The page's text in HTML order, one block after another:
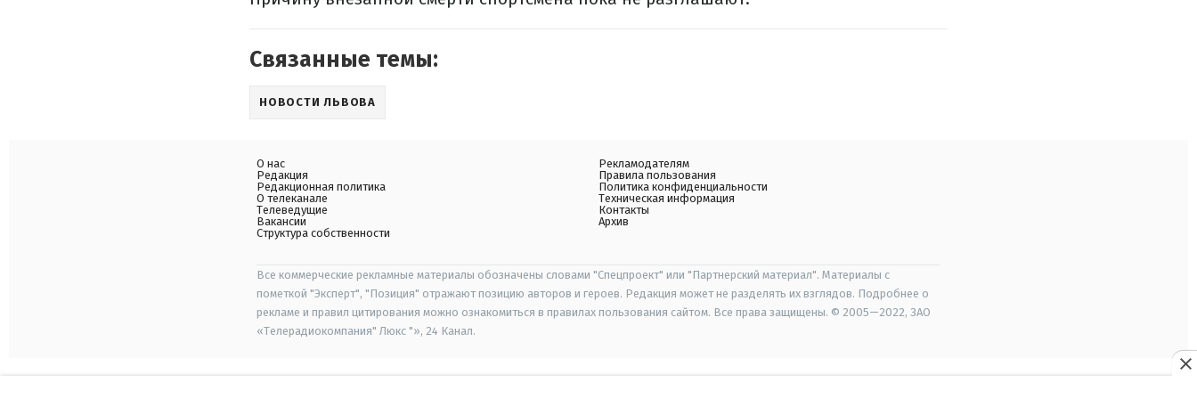
Связанные темы:
НОВОСТИ ЛЬВОВА
О нас
Редакция
Редакционная политика
О телеканале
Телеведущие
Вакансии
Структура собственности
Рекламодателям
Правила пользования
Политика конфиденциальности
Техническая информация
Контакты
Архив
Все коммерческие рекламные материалы обозначены словами "Спецпроект" или "Партнерский материал". Материалы с
пометкой "Эксперт", "Позиция" отражают позицию авторов и героев. Редакция может не разделять их взглядов. Подробнее о
рекламе и правил цитирования можно ознакомиться в правилах пользования сайтом. Все права защищены. © 2005—2022, ЗАО
«Телерадиокомпания" Люкс "», 24 Канал.